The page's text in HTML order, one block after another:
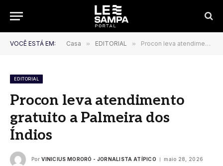
VOCÊ ESTÁ EM: Casa » EDITORIAL » Procon leva atendimento gratuito a Palmeira dos Índios
EDITORIAL
Procon leva atendimento
gratuito a Palmeira dos
Índios
Por VINICIUS MORORÓ - JORNALISTA ATÍPICO maio 28, 2026